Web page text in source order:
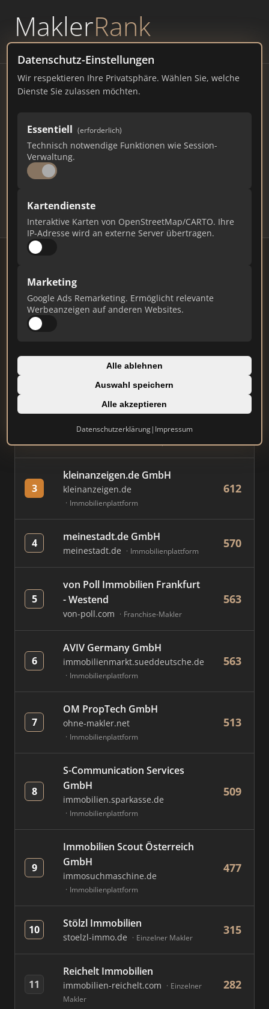
MaklerRank
powered byWAVEPOINT
Datenschutz-Einstellungen
Wir respektieren Ihre Privatsphäre. Wählen Sie, welche
Dienste Sie zulassen möchten.
Essentiell (erforderlich)
Technisch notwendige Funktionen wie Session-
Verwaltung.
Kartendienste
Interaktive Karten von OpenStreetMap/CARTO. Ihre
IP-Adresse wird an externe Server übertragen.
Marketing
Google Ads Remarketing. Ermöglicht relevante
Werbeanzeigen auf anderen Websites.
Alle ablehnen
Auswahl speichern
Alle akzeptieren
Datenschutzerklärung| Impressum
Immobilienmakler
Burghausen – Ranking Juli
2026
BAYERN17.715 EINWOHNER
70
Makler Makler-Keywords
Stand: Juli 2026
#
Immobilien Scout GmbH
immobilienscout24.de
AVIV Germany GmbH
3
kleinanzeigen.de GmbH
kleinanzeigen.de
Immobilienplattform
612
4 meinestadt.de GmbH
meinestadt.de Immobilienplattform
570
5
von Poll Immobilien Frankfurt
- Westend
von-poll.com Franchise-Makler
563
6
AVIV Germany GmbH
immobilienmarkt.sueddeutsche.de
Immobilienplattform
563
7
OM PropTech GmbH
ohne-makler.net
Immobilienplattform
513
8
S-Communication Services
GmbH
immobilien.sparkasse.de
Immobilienplattform
509
9
Immobilien Scout Österreich
GmbH
immosuchmaschine.de
Immobilienplattform
477
10 Stölzl Immobilien
stoelzl-immo.de Einzelner Makler
315
11
Reichelt Immobilien
immobilien-reichelt.com
Einzelner
Makler
282